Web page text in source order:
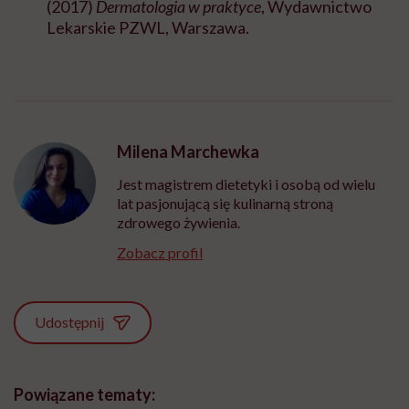
(2017) Dermatologia w praktyce, Wydawnictwo
Lekarskie PZWL, Warszawa.
Milena Marchewka
Jest magistrem dietetyki i osobą od wielu
lat pasjonującą się kulinarną stroną
zdrowego żywienia.
Zobacz profil
Udostępnij
Powiązane tematy: